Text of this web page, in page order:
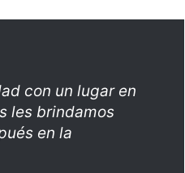
con un lugar en
les brindamos
en la